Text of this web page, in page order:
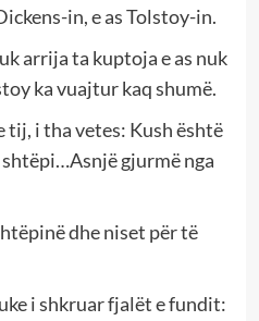
in, e as Tolstoy-in.
arrija ta kuptoja e as nuk
ka vuajtur kaq shumë.
tij, i tha vetes: Kush është
gjurmë nga
dhe niset për të
i shkruar fjalët e fundit: